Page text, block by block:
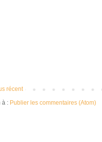
récent
à : Publier les commentaires (Atom)